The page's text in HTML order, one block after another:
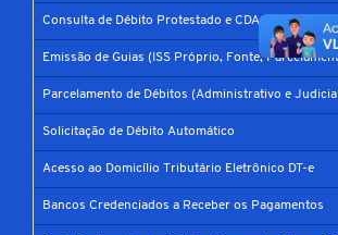
Consulta de Débito Protestado e CDA
Emissão de Guias (ISS Próprio, Fonte,
Parcelamento de Débitos (Administrativo e
Solicitação de Débito Automático
Acesso ao Domicílio Tributário Eletrônico DT-e
Bancos Credenciados a Receber os Pagamentos